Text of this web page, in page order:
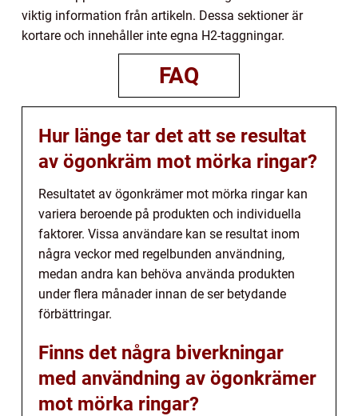
viktig information från artikeln. Dessa sektioner är
kortare och innehåller inte egna H2-taggningar.
FAQ
Hur länge tar det att se resultat
av ögonkräm mot mörka ringar?
Resultatet av ögonkrämer mot mörka ringar kan
variera beroende på produkten och individuella
faktorer. Vissa användare kan se resultat inom
några veckor med regelbunden användning,
medan andra kan behöva använda produkten
under flera månader innan de ser betydande
förbättringar.
Finns det några biverkningar
med användning av ögonkrämer
mot mörka ringar?